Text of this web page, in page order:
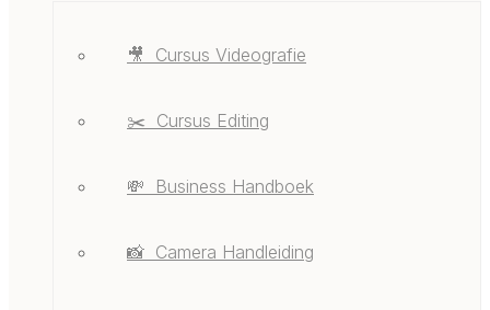
🎥 ‎ ‎Cursus Videografie
✂️ ‎ ‎Cursus Editing
💸 ‎ ‎Business Handboek
📸 ‎ ‎Camera Handleiding